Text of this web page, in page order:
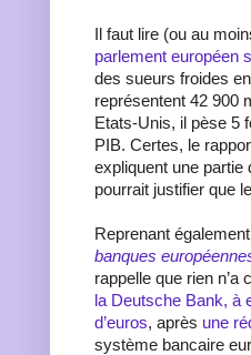
Il faut lire (ou au
parlement européen
des sueurs froides
représentent 42 900
Etats-Unis, il pèse 5
PIB. Certes, le
expliquent une partie
pourrait justifier que
Reprenant
banques
rappelle que rien n’a
la Deutsche Bank, à
d’euros, après une
système bancaire